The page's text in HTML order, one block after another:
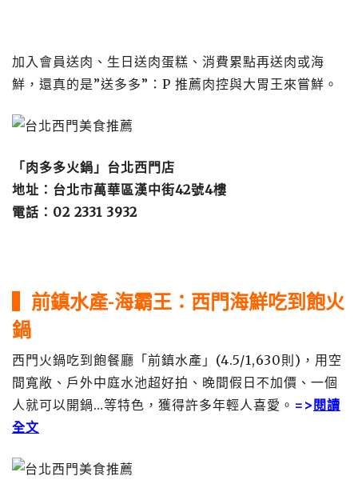
加入會員送肉、生日送肉蛋糕、消費累點再送肉或海
鮮，還真的是”送多多”：P 推薦肉控與大胃王來嘗鮮。
「肉多多火鍋」台北西門店
地址：台北市萬華區漢中街42號4樓
電話：02 2331 3932
▍前鎮水產-海霸王：西門海鮮吃到飽火
鍋
西門火鍋吃到飽餐廳「前鎮水產」(4.5/1,630則)，用空
間寬敞、戶外中庭水池超好拍、晚間假日不加價、一個
人就可以開鍋…等特色，獲得許多年輕人喜愛。 =>閱讀
全文